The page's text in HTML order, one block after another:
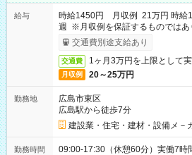
給与
時給1450円 月収例 21万円 時給
週 ※月収例を保証するものでは
ービス利用可（利用条件有）
交通費別途支給あり
交通費 1ヶ月3万円を上限として
月収例 20～25万円
勤務地
広島市東区
広島駅から徒歩7分
建設業・住宅・建材・設備メ－
勤務時間 09:00-17:30（休憩60分）実働7時